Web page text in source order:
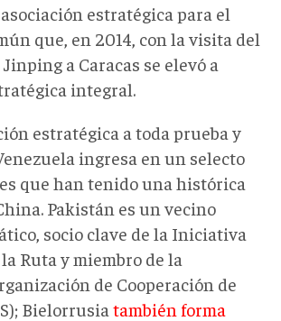
estratégica para el
que, en 2014, con la visita del
a Caracas se elevó a
integral.
estratégica a toda prueba y
ingresa en un selecto
que han tenido una histórica
Pakistán es un vecino
socio clave de la Iniciativa
Ruta y miembro de la
de Cooperación de
Bielorrusia también forma